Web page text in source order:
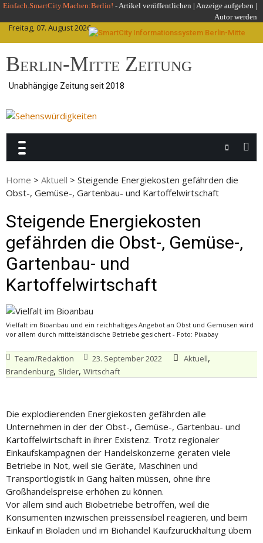
Skip
content
Einfach.SmartCity.Machen:Berlin! -Artikel veröffentlichen | Anzeige aufgeben |
Autor werden
Freitag, 07. August 2026
Berlin-Mitte Zeitung
Unabhängige Zeitung seit 2018
Home > Aktuell > Steigende Energiekosten gefährden die
Obst-, Gemüse-, Gartenbau- und Kartoffelwirtschaft
Steigende Energiekosten
gefährden die Obst-, Gemüse-,
Gartenbau- und
Kartoffelwirtschaft
Vielfalt im Bioanbau und ein reichhaltiges Angebot an Obst und Gemüsen wird
vor allem durch mittelständische Betriebe gesichert - Foto: Pixabay
Team/Redaktion 23. September 2022 Aktuell,
Brandenburg, Slider, Wirtschaft
Die explodierenden Energiekosten gefährden alle
Unternehmen in der der Obst-, Gemüse-, Gartenbau- und
Kartoffelwirtschaft in ihrer Existenz. Trotz regionaler
Einkaufskampagnen der Handelskonzerne geraten viele
Betriebe in Not, weil sie Geräte, Maschinen und
Transportlogistik in Gang halten müssen, ohne ihre
Großhandelspreise erhöhen zu können.
Vor allem sind auch Biobetriebe betroffen, weil die
Konsumenten inzwischen preissensibel reagieren, und beim
Einkauf in Bioläden und im Biohandel Kaufzurückhaltung übem